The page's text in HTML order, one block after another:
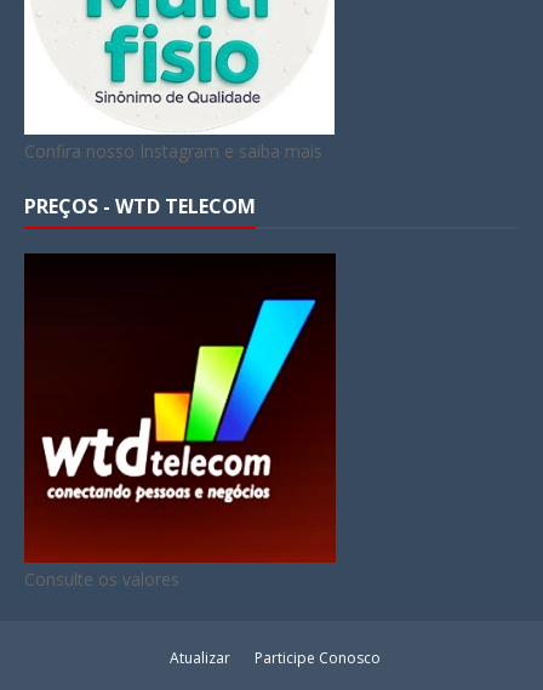
Confira nosso Instagram e saiba mais
PREÇOS - WTD TELECOM
Consulte os valores
Atualizar
Participe Conosco